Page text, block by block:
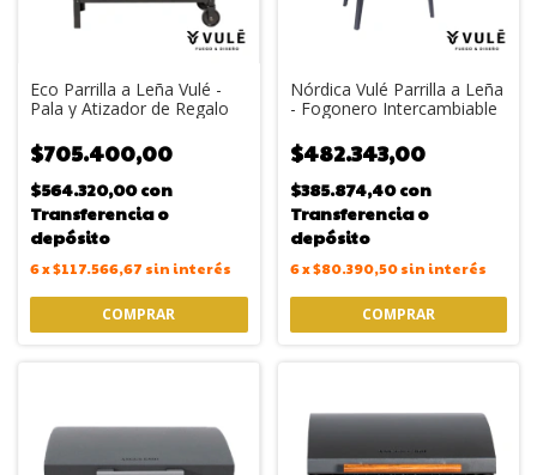
Eco Parrilla a Leña Vulé -
Pala y Atizador de Regalo
$705.400,00
$564.320,00con
Transferencia o
depósito
6x$117.566,67 sin interés
Nórdica Vulé Parrilla a Leña
- Fogonero Intercambiable
$482.343,00
$385.874,40con
Transferencia o
depósito
6x$80.390,50 sin interés